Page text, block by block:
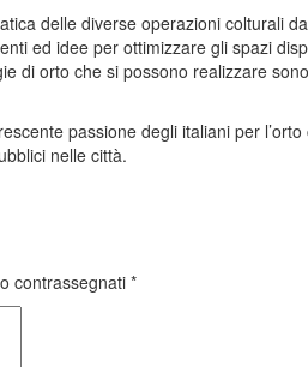
delle diverse operazioni colturali
ed idee per ottimizzare gli spazi
di orto che si possono realizzare
passione degli italiani per
nelle città.
contrassegnati *